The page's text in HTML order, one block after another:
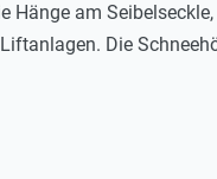
Hänge am
Die